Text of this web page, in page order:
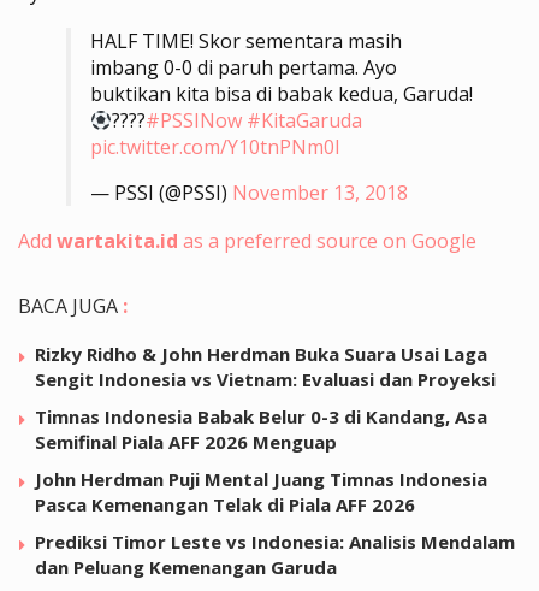
HALF TIME! Skor sementara masih
imbang 0-0 di paruh pertama. Ayo
buktikan kita bisa di babak kedua, Garuda!
????#PSSINow #KitaGaruda
pic.twitter.com/Y10tnPNm0I
— PSSI (@PSSI) November 13, 2018
Add wartakita.id as a preferred source on Google
BACA JUGA :
Rizky Ridho & John Herdman Buka Suara Usai Laga
Sengit Indonesia vs Vietnam: Evaluasi dan Proyeksi
Timnas Indonesia Babak Belur 0-3 di Kandang, Asa
Semifinal Piala AFF 2026 Menguap
John Herdman Puji Mental Juang Timnas Indonesia
Pasca Kemenangan Telak di Piala AFF 2026
Prediksi Timor Leste vs Indonesia: Analisis Mendalam
dan Peluang Kemenangan Garuda